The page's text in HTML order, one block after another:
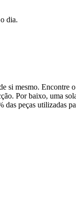
dia.
si mesmo. Encontre
Por baixo, uma
peças utilizadas